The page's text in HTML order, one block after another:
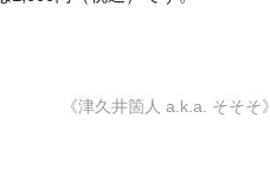
《津久井箇人 a.k.a. そそそ》